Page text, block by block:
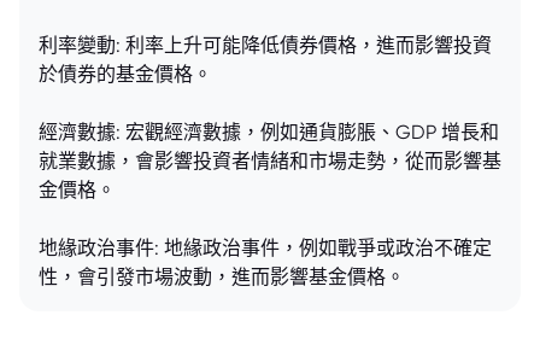
利率變動: 利率上升可能降低債券價格，進而影響投資
於債券的基金價格。
經濟數據: 宏觀經濟數據，例如通貨膨脹、GDP 增長和
就業數據，會影響投資者情緒和市場走勢，從而影響基
金價格。
地緣政治事件: 地緣政治事件，例如戰爭或政治不確定
性，會引發市場波動，進而影響基金價格。